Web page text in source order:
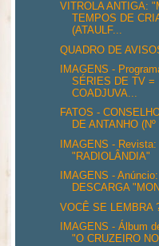
VITROLA ANTIGA:
TEMPOS DE
(ATAULF...
QUADRO DE
IMAGENS -
SÉRIES DE TV =
COADJUVA...
FATOS -
DE ANTANHO (Nº
IMAGENS - Revista:
"RADIOLÂNDIA"
IMAGENS -
DESCARGA
VOCÊ SE LEMBRA
IMAGENS - Álbum
"O CRUZEIRO